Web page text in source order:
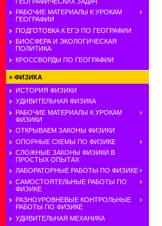
РАБОЧИЕ МАТЕРИАЛЫ К УРОКАМ
ГЕОГРАФИИ
ПОДГОТОВКА К ЕГЭ ПО ГЕОГРАФИИ
БИОСФЕРА И ЭКОЛОГИЧЕСКАЯ
ПОЛИТИКА
КРОССВОРДЫ ПО ГЕОГРАФИИ
» ФИЗИКА
ИСТОРИЯ ФИЗИКИ
УДИВИТЕЛЬНАЯ ФИЗИКА
РАБОЧИЕ МАТЕРИАЛЫ К УРОКАМ
ФИЗИКИ
ОТКРЫВАЕМ ЗАКОНЫ ФИЗИКИ
ОПОРНЫЕ СХЕМЫ ПО ФИЗИКЕ
СЛОЖНЫЕ ЗАКОНЫ ФИЗИКИ В
ПРОСТЫХ ОПЫТАХ
ЛАБОРАТОРНЫЕ РАБОТЫ ПО ФИЗИКЕ
САМОСТОЯТЕЛЬНЫЕ РАБОТЫ ПО
ФИЗИКЕ
РАЗНОУРОВНЕВЫЕ КОНТРОЛЬНЫЕ
РАБОТЫ ПО ФИЗИКЕ
УДИВИТЕЛЬНАЯ МЕХАНИКА